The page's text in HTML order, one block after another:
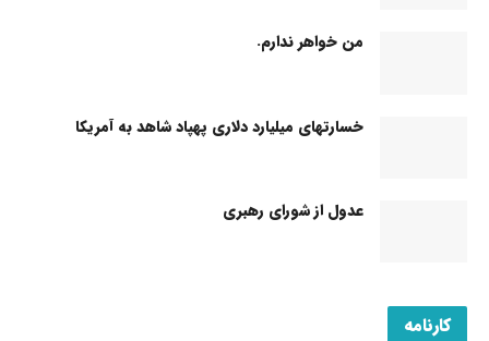
من خواهر ندارم.
خسارتهای میلیارد دلاری پهپاد شاهد به آمریکا
عدول از شورای رهبری
کارنامه